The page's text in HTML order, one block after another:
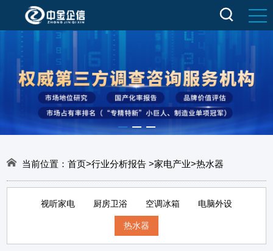
当前位置：首页>行业分析报告>家电产业>热水器
视听家电 厨房卫浴 空调冰箱 电脑外设
热水器